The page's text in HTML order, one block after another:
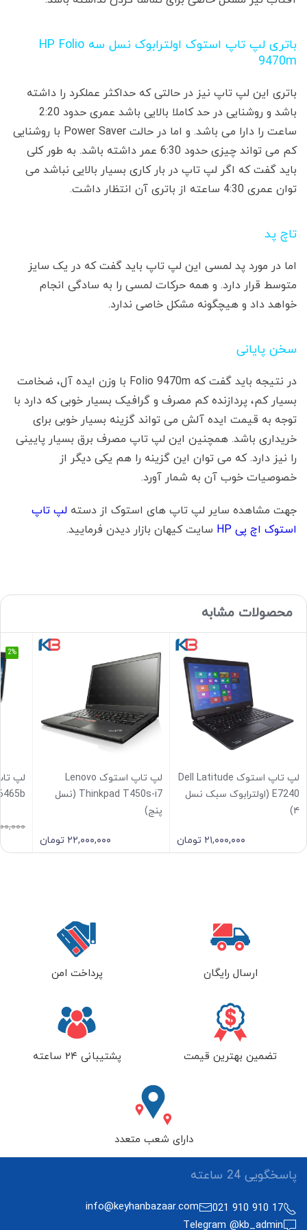
باتری لپ تاپ استوک اولترابوک نسل سه HP Folio
9470m
باتری این لپ تاپ نیز در حالتی که حداکثر عملکرد را داشته
باشد و روشنایی در حد کاملا بالایی باشد عمری حدود 2:20
ساعت را دارا می باشد. و اما در حالت Power Saver با روشنایی
کم می تواند چیزی حدود 6:30 عمر داشته باشد. به طور کلی
باید گفت که اگر لپ تاپ در بار کاری بسیار بالایی نباشد می
توان عمری 4:30 ساعته از باتری آن انتظار داشت.
تاچ پد
اما در مورد پد لمسی این لپ تاپ باید گفت که در یک سایز
متوسط قرار دارد. و همه حرکات لمسی را به سادگی انجام
خواهد داد و هیچگونه مشکل خاصی ندارد.
سخن پایانی
در نتیجه باید گفت که Folio 9470m با وزن ایده آل، ضخامت
بسیار کم، پردازنده کم مصرف و گرافیک بسیار خوبی که دارد با
توجه به قیمت ایده آلش می تواند گزینه بسیار خوبی برای
خریداری باشد. همچنین این لپ تاپ مصرف برق بسیار پایینی
را نیز دارد. که می توان این گزینه را هم یکی دیگر از
خصوصیات خوب آن به شمار آورد.
جهت مشاهده سایر لپ تاپ های استوک از دسته لپ تاپ
استوک اچ پی HP
سایت کیهان بازار دیدن فرمایید.
محصولات مشابه
لپ تاپ استوک Dell Latitude
E7240 (اولترابوک سبک نسل
۴)
۲۱,۰۰۰,۰۰۰ تومان
لپ تاپ استوک Lenovo
Thinkpad T450s-i7 (نسل
پنج)
۲۲,۰۰۰,۰۰۰ تومان
2%
ارسال رایگان پرداخت امن
تضمین بهترین قیمت پشتیبانی ۲۴ ساعته
دارای شعب متعدد
پاسخگویی 24 ساعته
17 910 910 021
info@keyhanbazaar.com
Telegram @kb_admin